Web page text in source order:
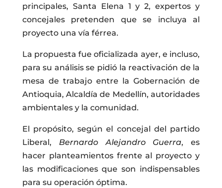
principales, Santa Elena 1 y 2, expertos y
concejales pretenden que se incluya al
proyecto una vía férrea.
La propuesta fue oficializada ayer, e incluso,
para su análisis se pidió la reactivación de la
mesa de trabajo entre la Gobernación de
Antioquia, Alcaldía de Medellín, autoridades
ambientales y la comunidad.
El propósito, según el concejal del partido
Liberal, Bernardo Alejandro Guerra, es
hacer planteamientos frente al proyecto y
las modificaciones que son indispensables
para su operación óptima.